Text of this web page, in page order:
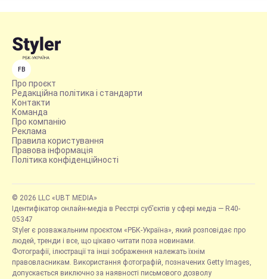
FB
Про проєкт
Редакційна політика і стандарти
Контакти
Команда
Про компанію
Реклама
Правила користування
Правова інформація
Політика конфіденційності
© 2026 LLC «UBT MEDIA»
Ідентифікатор онлайн-медіа в Реєстрі суб’єктів у сфері медіа — R40-
05347
Styler є розважальним проєктом «РБК-Україна», який розповідає про
людей, тренди і все, що цікаво читати поза новинами.
Фотографії, ілюстрації та інші зображення належать їхнім
правовласникам. Використання фотографій, позначених Getty Images,
допускається виключно за наявності письмового дозволу